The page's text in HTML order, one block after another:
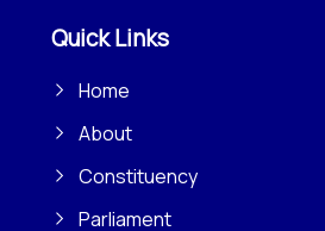
Quick Links
Home
About
Constituency
Parliament